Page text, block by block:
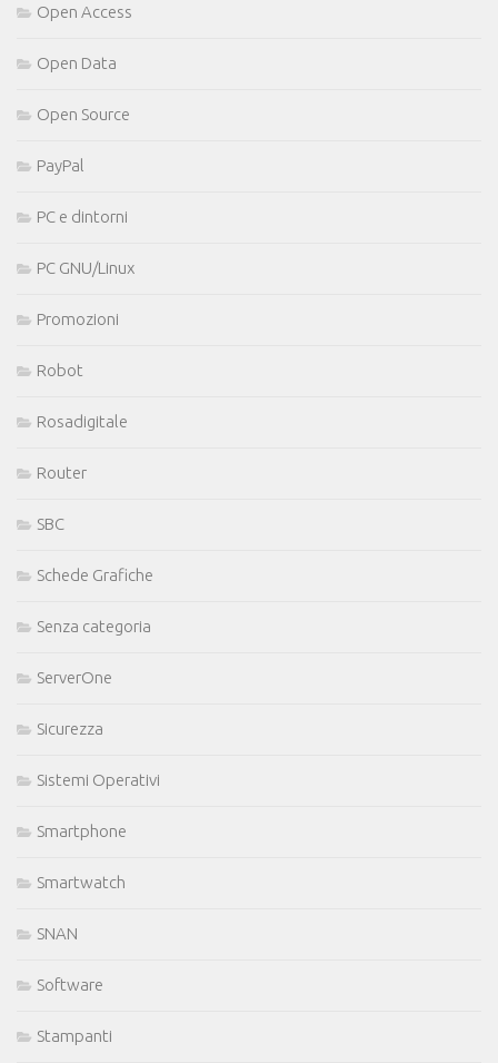
Open Access
Open Data
Open Source
PayPal
PC e dintorni
PC GNU/Linux
Promozioni
Robot
Rosadigitale
Router
SBC
Schede Grafiche
Senza categoria
ServerOne
Sicurezza
Sistemi Operativi
Smartphone
Smartwatch
SNAN
Software
Stampanti